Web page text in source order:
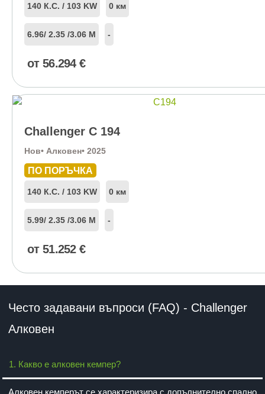
140 К.С. / 103 KW 0 км
6.96/ 2.35 /3.06 М -
от 56.294€
Challenger C 194
Нов• Алковен• 2025
ПО ПОРЪЧКА
140 К.С. / 103 KW 0 км
5.99/ 2.35 /3.06 М -
от 51.252€
Често задавани въпроси (FAQ) - Challenger
Алковен
1. Какво е алковен кемпер?
Алковен кемперът се характеризира с допълнително спално